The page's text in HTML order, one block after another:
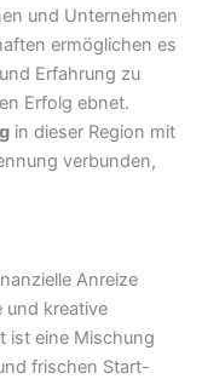
und Unternehmen
ermöglichen es
Erfahrung zu
Erfolg ebnet.
in dieser Region mit
verbunden,
Anreize
und kreative
ist eine Mischung
frischen Start-